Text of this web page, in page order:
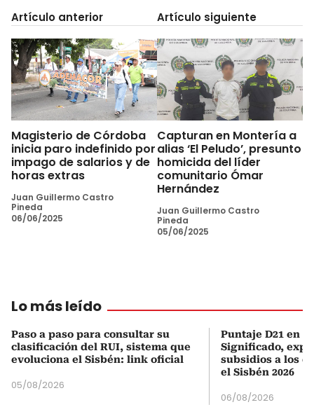
Artículo anterior
Magisterio de Córdoba
inicia paro indefinido por
impago de salarios y de
horas extras
Juan Guillermo Castro
Pineda
06/06/2025
Artículo siguiente
Capturan en Montería a
alias ‘El Peludo’, presunto
homicida del líder
comunitario Ómar
Hernández
Juan Guillermo Castro
Pineda
05/06/2025
Lo más leído
Paso a paso para consultar su
clasificación del RUI, sistema que
evoluciona el Sisbén: link oficial
05/08/2026
Puntaje D21 en
Significado,
subsidios a los
el Sisbén 2026
06/08/2026